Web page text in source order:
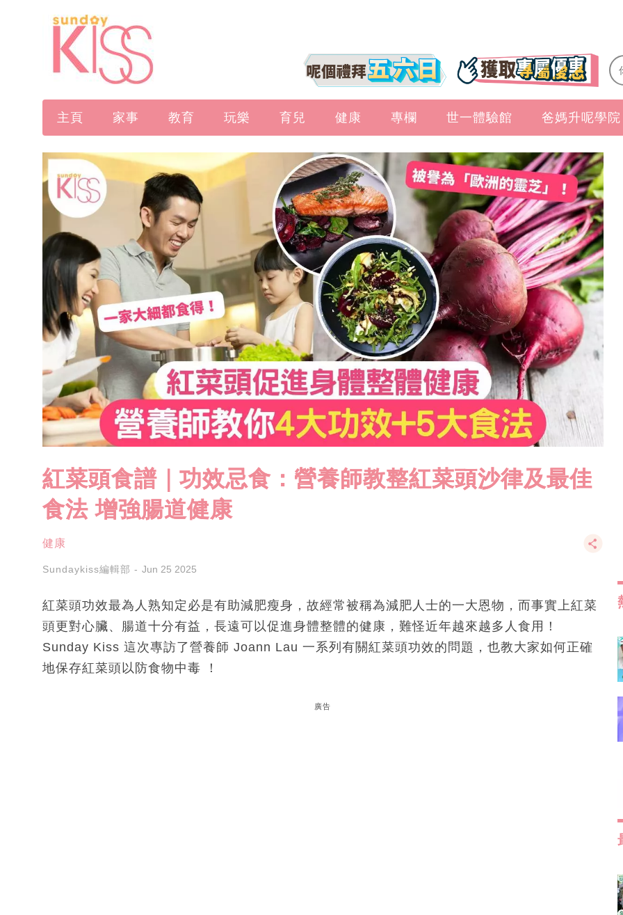
主頁 家事 教育 玩樂 育兒 健康 專欄 世一體驗館 爸媽升呢學院
紅菜頭食譜｜功效忌食：營養師教整紅菜頭沙律及最佳
食法 增強腸道健康
健康
Sundaykiss編輯部 Jun 25 2025
紅菜頭功效最為人熟知定必是有助減肥瘦身，故經常被稱為減肥人士的一大恩物，而事實上紅菜
頭更對心臟、腸道十分有益，長遠可以促進身體整體的健康，難怪近年越來越多人食用！
Sunday Kiss 這次專訪了營養師 Joann Lau 一系列有關紅菜頭功效的問題，也教大家如何正確
地保存紅菜頭以防食物中毒 ！
廣告